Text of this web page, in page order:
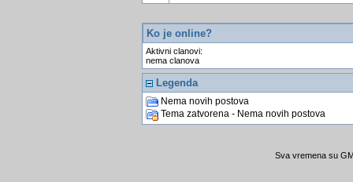
Ko je online?
Aktivni clanovi:
nema clanova
Legenda
Nema novih postova
Tema zatvorena - Nema novih postova
Sva vremena su